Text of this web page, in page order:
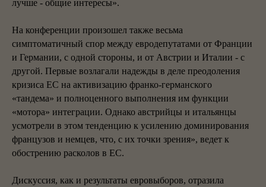
лучше - общие интересы».
На конференции произошел также весьма
симптоматичный спор между евродепутатами от Франции
и Германии, с одной стороны, и от Австрии и Италии - с
другой. Первые возлагали надежды в деле преодоления
кризиса ЕС на активизацию франко-германского
«тандема» и полноценного выполнения им функции
«мотора» интеграции. Однако австрийцы и итальянцы
усмотрели в этом тенденцию к усилению доминирования
французов и немцев, что, с их точки зрения», ведет к
обострению расколов в ЕС.
Дискуссия, как и результаты евровыборов, отразила